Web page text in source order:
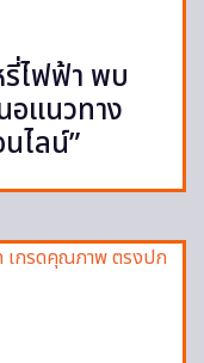
ไฟฟ้า พบ
อแนวทาง
ไลน์”